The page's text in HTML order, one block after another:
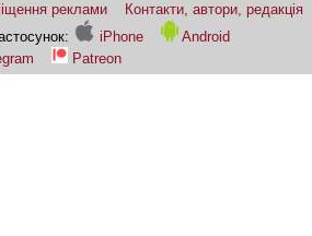
реклами
Контакти, автори, редакція
iPhone
Android
Patreon